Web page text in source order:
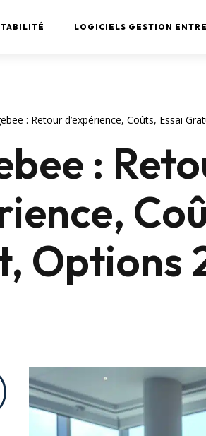
LOGICIELS GESTION
: Retour d’expérience, Coûts, Essai
:
Options